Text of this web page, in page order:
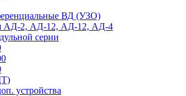
ВД (УЗО)
АД-2, АД-12, АД-12, АД-4
серии
устройства